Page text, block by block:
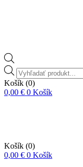
Vyhľadávanie
produktov
Košík (0)
0,00 € 0 Košík
Košík (0)
0,00 € 0 Košík